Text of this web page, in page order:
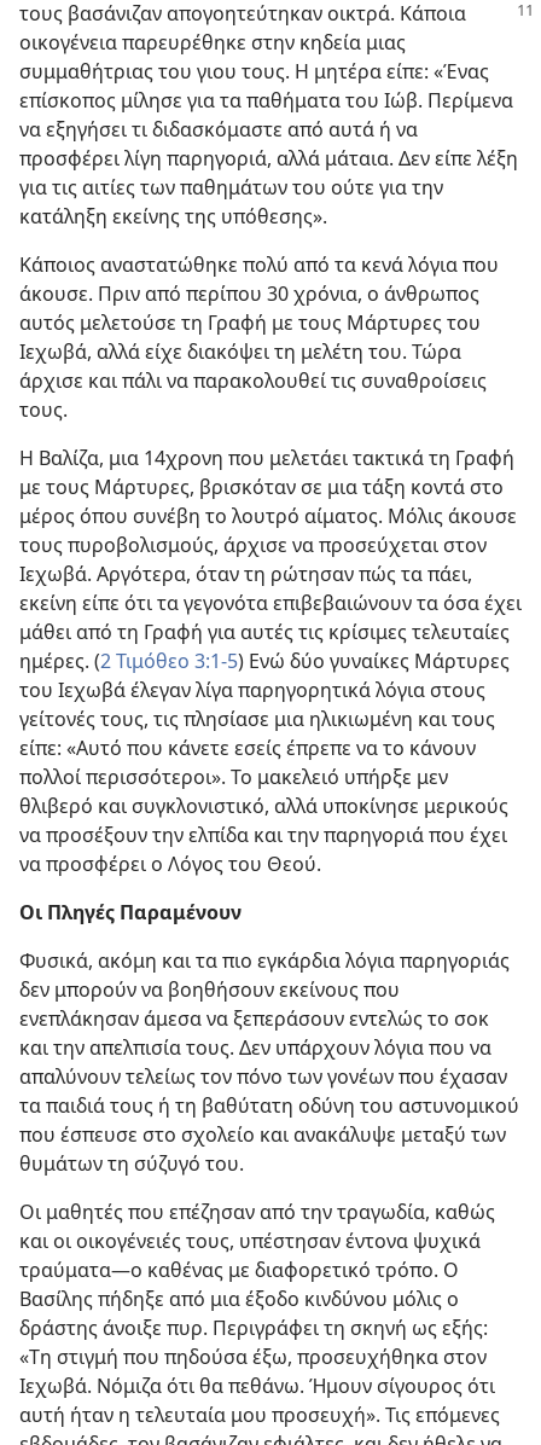
τους βασάνιζαν απογοητεύτηκαν οικτρά. Κάποια
οικογένεια παρευρέθηκε στην κηδεία μιας
συμμαθήτριας του γιου τους. Η μητέρα είπε: «Ένας
επίσκοπος μίλησε για τα παθήματα του Ιώβ. Περίμενα
να εξηγήσει τι διδασκόμαστε από αυτά ή να
προσφέρει λίγη παρηγοριά, αλλά μάταια. Δεν είπε λέξη
για τις αιτίες των παθημάτων του ούτε για την
κατάληξη εκείνης της υπόθεσης».
Κάποιος αναστατώθηκε πολύ από τα κενά λόγια που
άκουσε. Πριν από περίπου 30 χρόνια, ο άνθρωπος
αυτός μελετούσε τη Γραφή με τους Μάρτυρες του
Ιεχωβά, αλλά είχε διακόψει τη μελέτη του. Τώρα
άρχισε και πάλι να παρακολουθεί τις συναθροίσεις
τους.
Η Βαλίζα, μια 14χρονη που μελετάει τακτικά τη Γραφή
με τους Μάρτυρες, βρισκόταν σε μια τάξη κοντά στο
μέρος όπου συνέβη το λουτρό αίματος. Μόλις άκουσε
τους πυροβολισμούς, άρχισε να προσεύχεται στον
Ιεχωβά. Αργότερα, όταν τη ρώτησαν πώς τα πάει,
εκείνη είπε ότι τα γεγονότα επιβεβαιώνουν τα όσα έχει
μάθει από τη Γραφή για αυτές τις κρίσιμες τελευταίες
ημέρες. (2 Τιμόθεο 3:1-5) Ενώ δύο γυναίκες Μάρτυρες
του Ιεχωβά έλεγαν λίγα παρηγορητικά λόγια στους
γείτονές τους, τις πλησίασε μια ηλικιωμένη και τους
είπε: «Αυτό που κάνετε εσείς έπρεπε να το κάνουν
πολλοί περισσότεροι». Το μακελειό υπήρξε μεν
θλιβερό και συγκλονιστικό, αλλά υποκίνησε μερικούς
να προσέξουν την ελπίδα και την παρηγοριά που έχει
να προσφέρει ο Λόγος του Θεού.
Οι Πληγές Παραμένουν
Φυσικά, ακόμη και τα πιο εγκάρδια λόγια παρηγοριάς
δεν μπορούν να βοηθήσουν εκείνους που
ενεπλάκησαν άμεσα να ξεπεράσουν εντελώς το σοκ
και την απελπισία τους. Δεν υπάρχουν λόγια που να
απαλύνουν τελείως τον πόνο των γονέων που έχασαν
τα παιδιά τους ή τη βαθύτατη οδύνη του αστυνομικού
που έσπευσε στο σχολείο και ανακάλυψε μεταξύ των
θυμάτων τη σύζυγό του.
Οι μαθητές που επέζησαν από την τραγωδία, καθώς
και οι οικογένειές τους, υπέστησαν έντονα ψυχικά
τραύματα​—ο καθένας με διαφορετικό τρόπο. Ο
Βασίλης πήδηξε από μια έξοδο κινδύνου μόλις ο
δράστης άνοιξε πυρ. Περιγράφει τη σκηνή ως εξής:
«Τη στιγμή που πηδούσα έξω, προσευχήθηκα στον
Ιεχωβά. Νόμιζα ότι θα πεθάνω. Ήμουν σίγουρος ότι
αυτή ήταν η τελευταία μου προσευχή». Τις επόμενες